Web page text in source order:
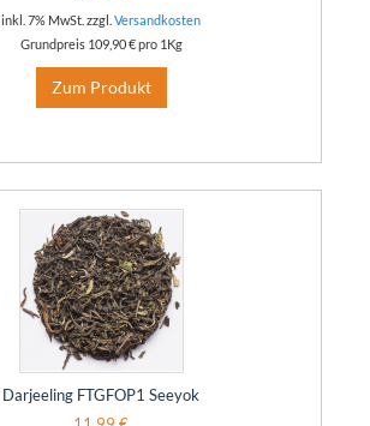
inkl. 7% MwSt. zzgl. Versandkosten
Grundpreis 109,90 €pro 1Kg
Zum Produkt
Darjeeling FTGFOP1 Seeyok